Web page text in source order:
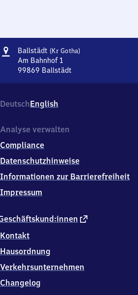
Adresse
Ballstädt (Kr Gotha)Ballstädt
Am Bahnhof 1
99869 Ballstädt
Gotha),
Am
1,
9
8
9
Ballstädt
DeutschEnglish
externer
Kontakt
Hausordnung
Verkehrsunternehmen
Changelog
Analyse verwalten
Compliance
Datenschutzhinweise
Informationen zur Barrierefreiheit
Impressum